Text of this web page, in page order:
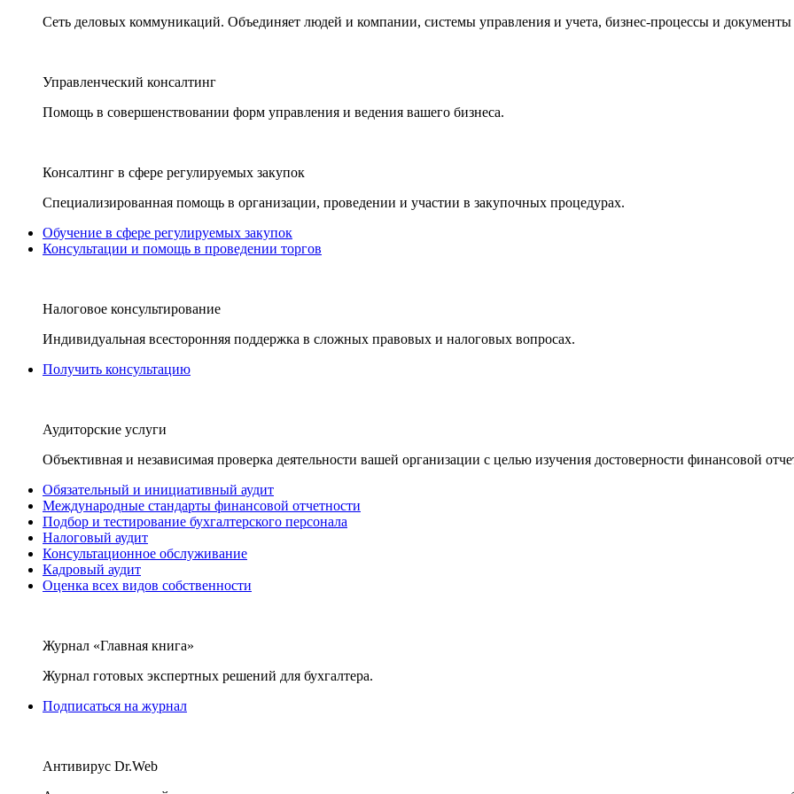
Сеть деловых коммуникаций. Объединяет людей и компании, системы управления и учета, бизнес-процессы и документы
Управленческий консалтинг
Помощь в совершенствовании форм управления и ведения вашего бизнеса.
Консалтинг в сфере регулируемых закупок
Специализированная помощь в организации, проведении и участии в закупочных процедурах.
Обучение в сфере регулируемых закупок
Консультации и помощь в проведении торгов
Налоговое консультирование
Индивидуальная всесторонняя поддержка в сложных правовых и налоговых вопросах.
Получить консультацию
Аудиторские услуги
Объективная и независимая проверка деятельности вашей организации с целью изучения достоверности финансовой
Обязательный и инициативный аудит
Международные стандарты финансовой отчетности
Подбор и тестирование бухгалтерского персонала
Налоговый аудит
Консультационное обслуживание
Кадровый аудит
Оценка всех видов собственности
Журнал «Главная книга»
Журнал готовых экспертных решений для бухгалтера.
Подписаться на журнал
Антивирус Dr.Web